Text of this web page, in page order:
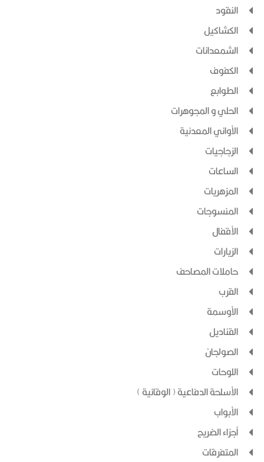
النقود
الكشاكيل
الشمعدانات
الكفوف
الطوابع
الحلي و المجوهرات
الأواني المعدنية
الزجاجيات
الساعات
المزهريات
المنسوجات
الأقفال
الزيارات
حاملات المصاحف
القرب
الأوسمة
القناديل
الصولجان
اللوحات
الأسلحة الدفاعية ( الوقائية )
الأبواب
أجزاء الضريح
المتفرقات